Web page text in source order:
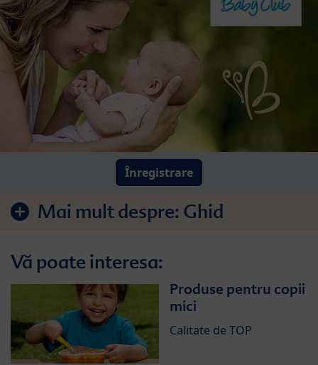
Înregistrare
Mai mult despre: Ghid
Vă poate interesa:
Produse pentru copii
mici
Calitate de TOP